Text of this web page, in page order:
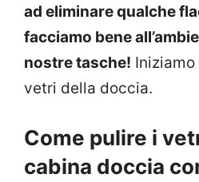
ad eliminare qualche
facciamo bene
nostre tasche!
vetri della doccia.
Come pulire i
cabina doccia